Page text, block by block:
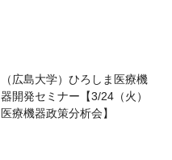
（広島大学）ひろしま医療機
器開発セミナー【3/24（火）
医療機器政策分析会】